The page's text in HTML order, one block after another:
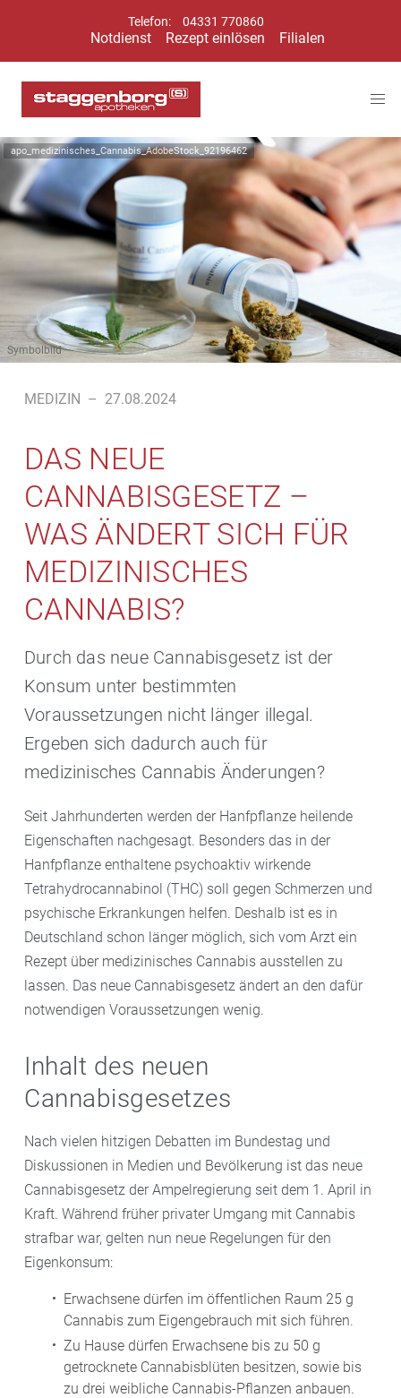
Telefon: 04331 770860
Notdienst Rezept einlösen Filialen
apo_medizinisches_Cannabis_AdobeStock_92196462
Symbolbild
MEDIZIN – 27.08.2024
DAS NEUE
CANNABISGESETZ –
WAS ÄNDERT SICH FÜR
MEDIZINISCHES
CANNABIS?
Durch das neue Cannabisgesetz ist der
Konsum unter bestimmten
Voraussetzungen nicht länger illegal.
Ergeben sich dadurch auch für
medizinisches Cannabis Änderungen?
Seit Jahrhunderten werden der Hanfpflanze heilende
Eigenschaften nachgesagt. Besonders das in der
Hanfpflanze enthaltene psychoaktiv wirkende
Tetrahydrocannabinol (THC) soll gegen Schmerzen und
psychische Erkrankungen helfen. Deshalb ist es in
Deutschland schon länger möglich, sich vom Arzt ein
Rezept über medizinisches Cannabis ausstellen zu
lassen. Das neue Cannabisgesetz ändert an den dafür
notwendigen Voraussetzungen wenig.
Inhalt des neuen
Cannabisgesetzes
Nach vielen hitzigen Debatten im Bundestag und
Diskussionen in Medien und Bevölkerung ist das neue
Cannabisgesetz der Ampelregierung seit dem 1. April in
Kraft. Während früher privater Umgang mit Cannabis
strafbar war, gelten nun neue Regelungen für den
Eigenkonsum:
Erwachsene dürfen im öffentlichen Raum 25 g
Cannabis zum Eigengebrauch mit sich führen.
Zu Hause dürfen Erwachsene bis zu 50 g
getrocknete Cannabisblüten besitzen, sowie bis
zu drei weibliche Cannabis-Pflanzen anbauen.